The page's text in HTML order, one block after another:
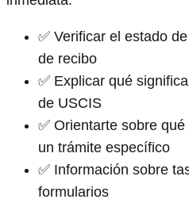
✅ Verificar el estado
de recibo
✅ Explicar qué
de USCIS
✅ Orientarte sobre
un trámite específico
✅ Información sobre
formularios